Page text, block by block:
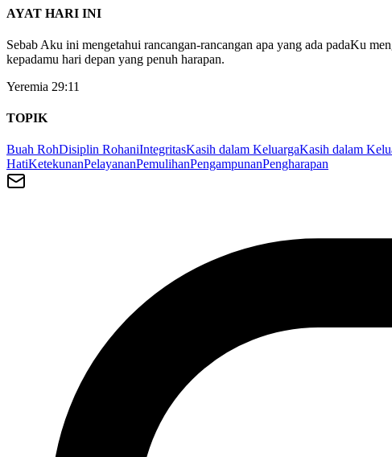
AYAT HARI INI
Sebab Aku ini mengetahui rancangan-rancangan apa yang ada padaKu
kepadamu hari depan yang penuh harapan.
Yeremia 29:11
TOPIK
Buah RohDisiplin RohaniIntegritasKasih dalam KeluargaKasih dalam
HatiKetekunanPelayananPemulihanPengampunanPengharapan